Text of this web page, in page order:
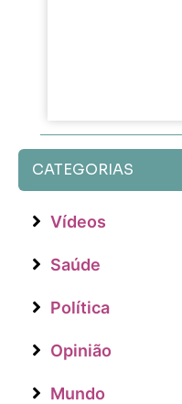
CATEGORIAS
Vídeos
Saúde
Política
Opinião
Mundo